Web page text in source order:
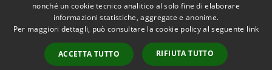
Accessibilità
Copyright © 2026 • Comune di
Lurago d'Erba • Powered by
Municipium•
Accesso
redazione
nonché un cookie tecnico analitico al solo fine di elaborare
informazioni statistiche, aggregate e anonime.
Per maggiori dettagli, può consultare la cookie policy al seguente link
ACCETTA TUTTO RIFIUTA TUTTO